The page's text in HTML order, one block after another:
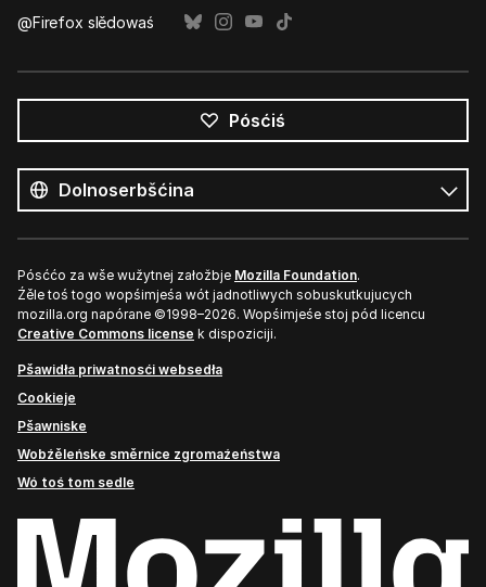
@Firefox slědowaś
Pósćiś
rěcy
Rěc
Pósććo za wše wužytnej załožbje Mozilla Foundation.
Źěle toś togo wopśimjeśa wót jadnotliwych sobuskutkujucych
mozilla.org napórane ©1998–2026. Wopśimjeśe stoj pód licencu
Creative Commons license k dispoziciji.
Pšawidła priwatnosći websedła
Cookieje
Pšawniske
Wobźěleńske směrnice zgromaźeństwa
Wó toś tom sedle